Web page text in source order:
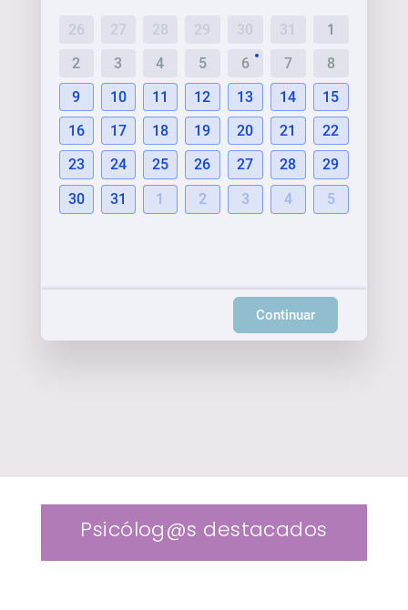
26 27 28 29 30 31
1
2
3 4 5 6 7
8
9
10 11 12 13 14
15
16
17 18 19 20 21
22
23
24 25 26 27 28
29
30
31 1 2 3 4 5
Continuar
Psicólog@s destacados